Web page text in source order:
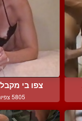
צפו בי
5805 צפיות